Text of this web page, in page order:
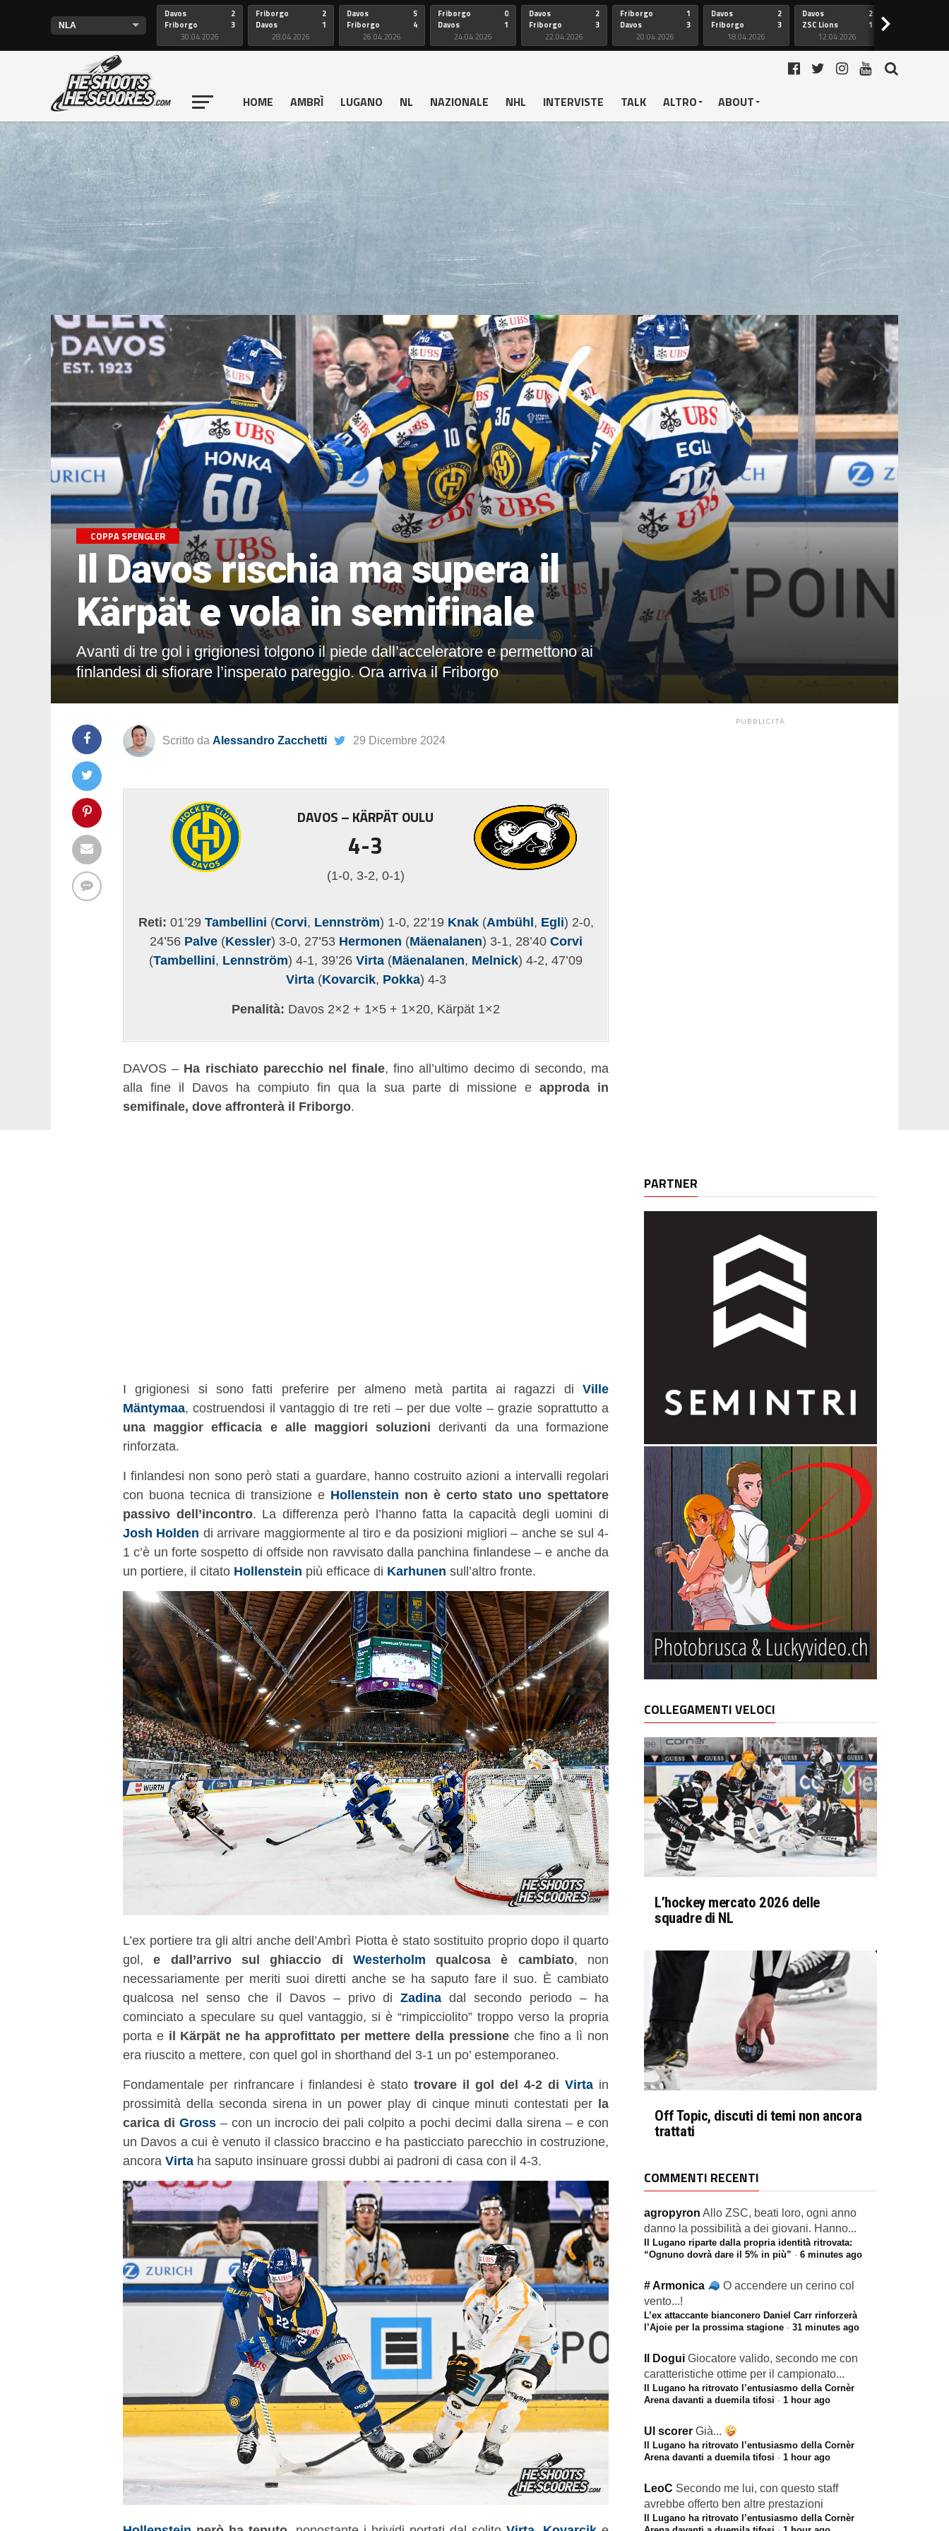
Davos
Friborgo
2
3
30.04.2026
Friborgo
Davos
2
1
28.04.2026
Davos
Friborgo
5
4
26.04.2026
Friborgo
Davos
0
1
24.04.2026
Davos
Friborgo
2
3
22.04.2026
Friborgo
Davos
1
3
20.04.2026
Davos
Friborgo
2
3
18.04.2026
Davos
ZSC Lions
2
1
12.04.2026
>
HOME AMBRÌ LUGANO NL NAZIONALE NHL INTERVISTE TALK ALTRO ABOUT
COPPA SPENGLER
Il Davos rischia ma supera il
Kärpät e vola in semifinale
Avanti di tre gol i grigionesi tolgono il piede dall’acceleratore e permettono ai
finlandesi di sfiorare l’insperato pareggio. Ora arriva il Friborgo
Scritto da Alessandro Zacchetti 29 Dicembre 2024
DAVOS – KÄRPÄT OULU
4-3
(1-0, 3-2, 0-1)
Reti: 01’29 Tambellini (Corvi, Lennström) 1-0, 22’19 Knak(Ambühl, Egli) 2-0,
24’56 Palve(Kessler) 3-0, 27’53 Hermonen (Mäenalanen) 3-1, 28’40 Corvi
(Tambellini, Lennström) 4-1, 39’26 Virta (Mäenalanen, Melnick) 4-2, 47’09
Virta(Kovarcik, Pokka) 4-3
Penalità: Davos 2×2 + 1×5 + 1×20, Kärpät 1×2
DAVOS – Ha rischiato parecchio nel finale, fino all’ultimo decimo di secondo, ma
alla fine il Davos ha compiuto fin qua la sua parte di missione eapproda in
semifinale, dove affronterà il Friborgo.
I grigionesi si sono fatti preferire per almeno metà partita ai ragazzi di Ville
Mäntymaa, costruendosi il vantaggio di tre reti – per due volte – grazie soprattutto a
una maggior efficacia e alle maggiori soluzioni derivanti da una formazione
rinforzata.
I finlandesi non sono però stati a guardare, hanno costruito azioni a intervalli regolari
con buona tecnica di transizione e Hollenstein non è certo stato uno spettatore
passivo dell’incontro. La differenza però l’hanno fatta la capacità degli uomini di
Josh Holden di arrivare maggiormente al tiro e da posizioni migliori – anche se sul 4-
1 c’è un forte sospetto di offside non ravvisato dalla panchina finlandese – e anche da
un portiere, il citato Hollenstein più efficace di Karhunen sull’altro fronte.
L’ex portiere tra gli altri anche dell’Ambrì Piotta è stato sostituito proprio dopo il quarto
gol,e dall’arrivo sul ghiaccio di Westerholm qualcosa è cambiato, non
necessariamente per meriti suoi diretti anche se ha saputo fare il suo. È cambiato
qualcosa nel senso che il Davos – privo diZadina dal secondo periodo – ha
cominciato a speculare su quel vantaggio, si è “rimpicciolito” troppo verso la propria
porta e il Kärpät ne ha approfittato per mettere della pressione che fino a lì non
era riuscito a mettere, con quel gol in shorthand del 3-1 un po’ estemporaneo.
Fondamentale per rinfrancare i finlandesi è stato trovare il gol del 4-2 di Virta in
prossimità della seconda sirena in un power play di cinque minuti contestati per la
carica di Gross – con un incrocio dei pali colpito a pochi decimi dalla sirena – e con
un Davos a cui è venuto il classico braccino e ha pasticciato parecchio in costruzione,
ancora Virta ha saputo insinuare grossi dubbi ai padroni di casa con il 4-3.
PUBBLICITÀ
PARTNER
COLLEGAMENTI VELOCI
L’hockey mercato 2026 delle
squadre di NL
Off Topic, discuti di temi non ancora
trattati
COMMENTI RECENTI
agropyron Allo ZSC, beati loro, ogni anno
danno la possibilità a dei giovani. Hanno...
Il Lugano riparte dalla propria identità ritrovata:
“Ognuno dovrà dare il 5% in più” · 6 minutes ago
# Armonica
O accendere un cerino col
vento...!
L’ex attaccante bianconero Daniel Carr rinforzerà
l’Ajoie per la prossima stagione · 31 minutes ago
Il Dogui Giocatore valido, secondo me con
caratteristiche ottime per il campionato...
Il Lugano ha ritrovato l’entusiasmo della Cornèr
Arena davanti a duemila tifosi · 1 hour ago
Ul scorer Già...
Il Lugano ha ritrovato l’entusiasmo della Cornèr
Arena davanti a duemila tifosi · 1 hour ago
LeoC Secondo me lui, con questo staff
avrebbe offerto ben altre prestazioni
Il Lugano ha ritrovato l’entusiasmo della Cornèr